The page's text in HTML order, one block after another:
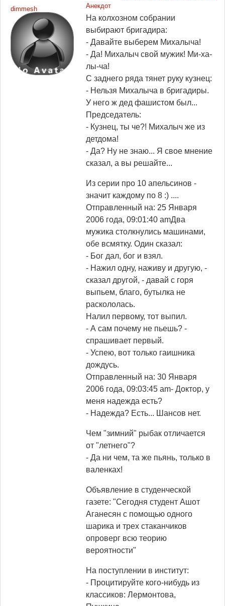
dimmesh
Анекдот
На колхозном собрании
выбирают бригадира:
- Давайте выберем Михалыча!
- Да! Михалыч свой мужик! Ми-ха-
лы-ча!
С заднего ряда тянет руку кузнец:
- Нельзя Михалыча в бригадиры.
У него ж дед фашистом был...
Председатель:
- Кузнец, ты че?! Михалыч же из
детдома!
- Да? Ну не знаю... Я свое мнение
сказал, а вы решайте...
Из серии про 10 апельсинов -
значит каждому по 8 :) ....
Отправленный на: 25 Января
2006 года, 09:01:40 amДва
мужика столкнулись машинами,
обе всмятку. Один сказал:
- Бог дал, бог и взял.
- Нажил одну, наживу и другую, -
сказал другой, - давай с горя
выпьем, благо, бутылка не
раскололась.
Налил первому, тот выпил.
- А сам почему не пьешь? -
спрашивает первый.
- Успею, вот только гаишника
дождусь.
Отправленный на: 30 Января
2006 года, 09:03:45 am- Доктор, у
меня надежда есть?
- Надежда? Есть... Шансов нет.
Чем "зимний" рыбак отличается
от "летнего"?
- Да ни чем, та же пьянь, только в
валенках!
Объявление в студенческой
газете: "Сегодня студент Ашот
Аганесян с помощью одного
шарика и трех стаканчиков
опроверг всю теорию
вероятности"
На поступлении в институт:
- Процитируйте кого-нибудь из
классиков: Лермонтова,